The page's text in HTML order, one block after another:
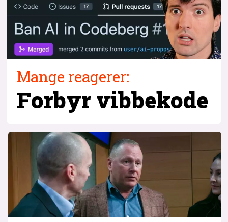
Mange reagerer:
Forbyr vibbekode